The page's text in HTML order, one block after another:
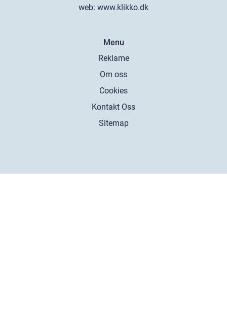
web: www.klikko.dk
Menu
Reklame
Om oss
Cookies
Kontakt Oss
Sitemap